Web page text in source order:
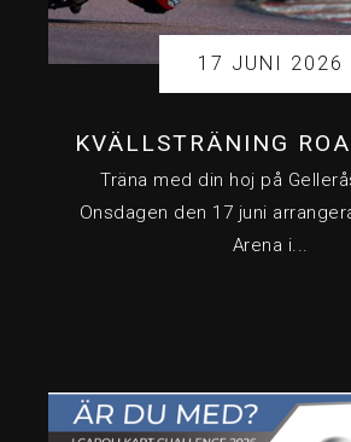
17 JUNI 2026
KVÄLLSTRÄNING
Träna med din hoj på
Onsdagen den 17 juni
Arena i...